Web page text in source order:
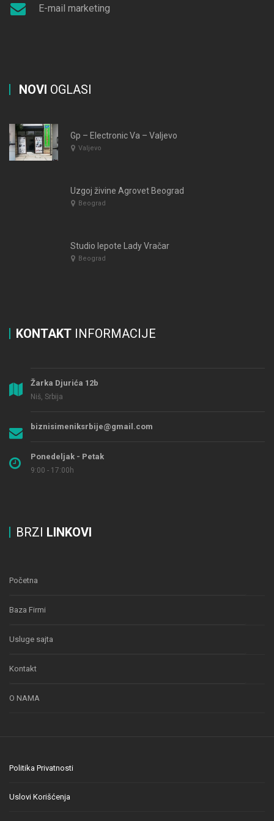
E-mail marketing
NOVI OGLASI
Gp – Electronic Va – Valjevo
Valjevo
Uzgoj živine Agrovet Beograd
Beograd
Studio lepote Lady Vračar
Beograd
KONTAKT INFORMACIJE
Žarka Djurića 12b
Niš, Srbija
biznisimeniksrbije@gmail.com
Ponedeljak - Petak
9:00 - 17:00h
BRZI LINKOVI
Početna
Baza Firmi
Usluge sajta
Kontakt
O NAMA
Politika Privatnosti
Uslovi Korišćenja